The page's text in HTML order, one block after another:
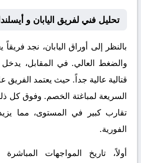
تحليل فني لفريق اليابان و
بالنظر إلى أوراق اليابان، نجد فريقاً
والضغط العالي. في المقابل، يدخل
قتالية عالية جداً. حيث يعتمد الفريق
السريعة لمباغتة الخصم. وفوق كل
تقارب كبير في المستوى، مما
الفورية.
أولاً، تاريخ المواجهات